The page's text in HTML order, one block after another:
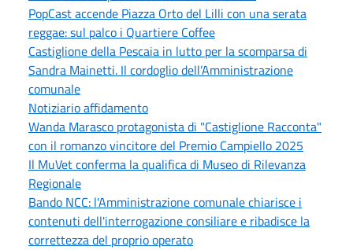
PopCast accende Piazza Orto del Lilli con una serata
reggae: sul palco i Quartiere Coffee
Castiglione della Pescaia in lutto per la scomparsa di
Sandra Mainetti. Il cordoglio dell’Amministrazione
comunale
Notiziario affidamento
Wanda Marasco protagonista di "Castiglione Racconta"
con il romanzo vincitore del Premio Campiello 2025
Il MuVet conferma la qualifica di Museo di Rilevanza
Regionale
Bando NCC: l'Amministrazione comunale chiarisce i
contenuti dell'interrogazione consiliare e ribadisce la
correttezza del proprio operato